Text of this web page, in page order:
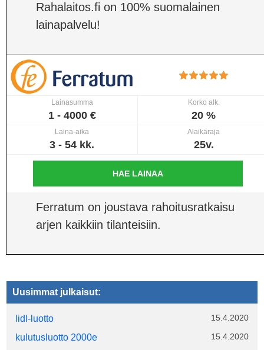
Rahalaitos.fi on 100% suomalainen
lainapalvelu!
Lainasumma
1 - 4000 €
Korko alk.
20 %
Laina-aika
3 - 54 kk.
Alaikäraja
25v.
HAE LAINAA
Ferratum on joustava rahoitusratkaisu
arjen kaikkiin tilanteisiin.
Uusimmat julkaisut:
lidl-luotto 15.4.2020
kulutusluotto 2000e
15.4.2020